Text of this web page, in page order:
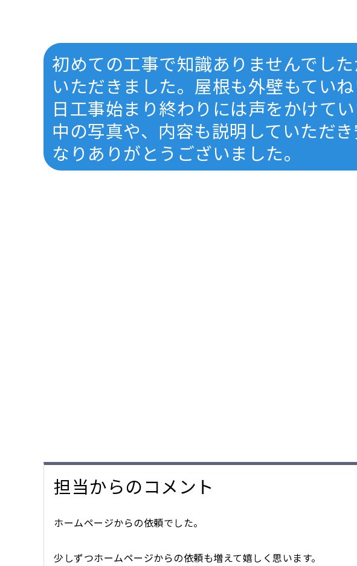
初めての工事で知識ありませんでし
いただきました。屋根も外壁もてい
日工事始まり終わりには声をかけて
中の写真や、内容も説明していただ
なりありがとうございました。
担当からのコメント
ホームページからの依頼でした。
少しずつホームページからの依頼も増えて嬉しく思います。